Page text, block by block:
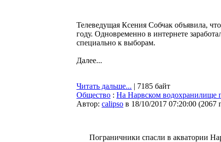
Телеведущая Ксения Собчак объявила,
году. Одновременно в интернете
специально к выборам.
Далее...
Читать дальше... | 7185 байт
Общество : На Нарвском водохранилище
Автор: calipso в 18/10/2017 07:20:00 (2067
Пограничники спасли в акватории